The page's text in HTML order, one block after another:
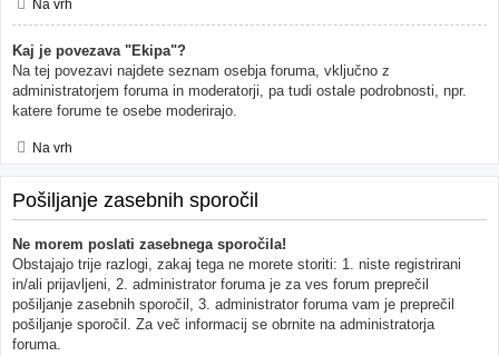
Na vrh
Kaj je povezava "Ekipa"?
Na tej povezavi najdete seznam osebja foruma, vključno z
administratorjem foruma in moderatorji, pa tudi ostale podrobnosti, npr.
katere forume te osebe moderirajo.
Na vrh
Pošiljanje zasebnih sporočil
Ne morem poslati zasebnega sporočila!
Obstajajo trije razlogi, zakaj tega ne morete storiti: 1. niste registrirani
in/ali prijavljeni, 2. administrator foruma je za ves forum preprečil
pošiljanje zasebnih sporočil, 3. administrator foruma vam je preprečil
pošiljanje sporočil. Za več informacij se obrnite na administratorja
foruma.